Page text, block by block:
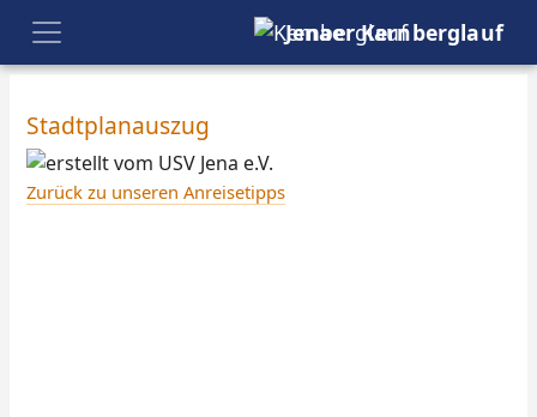
Jenaer Kernberglauf
Stadtplanauszug
Zurück zu unseren Anreisetipps